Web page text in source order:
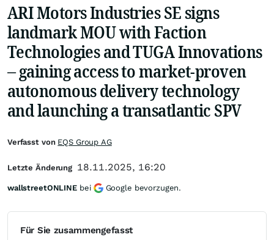
ARI Motors Industries SE signs
landmark MOU with Faction
Technologies and TUGA Innovations
– gaining access to market-proven
autonomous delivery technology
and launching a transatlantic SPV
Für Sie zusammengefasst
Verfasst von EQS Group AG
Letzte Änderung 18.11.2025, 16:20
wallstreetONLINE bei Google bevorzugen.